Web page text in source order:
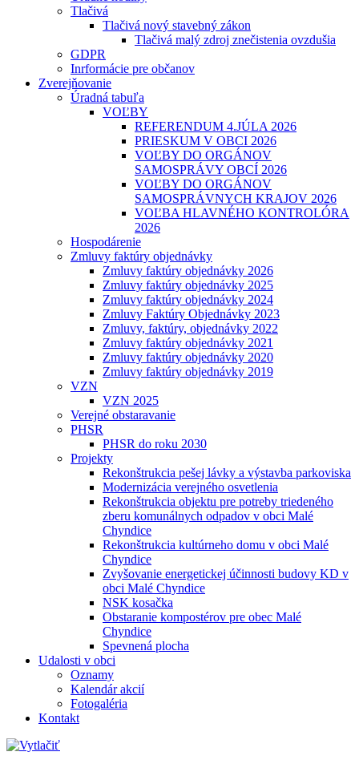
Tlačivá
Tlačivá nový stavebný zákon
Tlačivá malý zdroj znečistenia ovzdušia
GDPR
Inrformácie pre občanov
Zverejňovanie
Úradná tabuľa
VOĽBY
REFERENDUM 4.JÚLA 2026
PRIESKUM V OBCI 2026
VOĽBY DO ORGÁNOV
SAMOSPRÁVY OBCÍ 2026
VOĽBY DO ORGÁNOV
SAMOSPRÁVNYCH KRAJOV 2026
VOĽBA HLAVNÉHO KONTROLÓRA
2026
Hospodárenie
Zmluvy faktúry objednávky
Zmluvy faktúry objednávky 2026
Zmluvy faktúry objednávky 2025
Zmluvy faktúry objednávky 2024
Zmluvy Faktúry Objednávky 2023
Zmluvy, faktúry, objednávky 2022
Zmluvy faktúry objednávky 2021
Zmluvy faktúry objednávky 2020
Zmluvy faktúry objednávky 2019
VZN
VZN 2025
Verejné obstaravanie
PHSR
PHSR do roku 2030
Projekty
Rekonštrukcia pešej lávky a výstavba parkoviska
Modernizácia verejného osvetlenia
Rekonštrukcia objektu pre potreby triedeného
zberu komunálnych odpadov v obci Malé
Chyndice
Rekonštrukcia kultúrneho domu v obci Malé
Chyndice
Zvyšovanie energetickej účinnosti budovy KD v
obci Malé Chyndice
NSK kosačka
Obstaranie kompostérov pre obec Malé
Chyndice
Spevnená plocha
Udalosti v obci
Oznamy
Kalendár akcií
Fotogaléria
Kontakt